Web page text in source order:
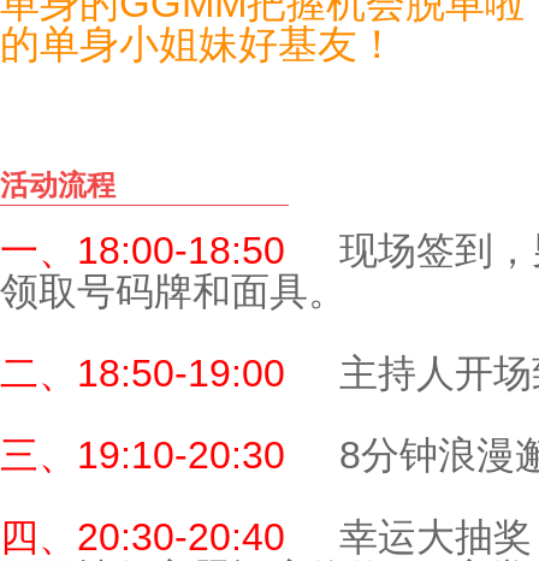
的单身小姐妹好基友！
活动流程
一、18:00-18:50 现场签到
领取号码牌和面具。
二、18:50-19:00 主持人开
三、19:10-20:30 8分钟浪漫
四、20:30-20:40 幸运大抽